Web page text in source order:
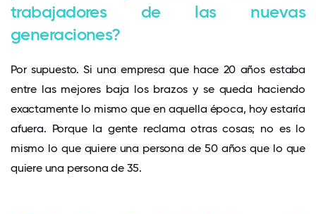
trabajadores de las nuevas
generaciones?
Por supuesto. Si una empresa que hace 20 años estaba
entre las mejores baja los brazos y se queda haciendo
exactamente lo mismo que en aquella época, hoy estaría
afuera. Porque la gente reclama otras cosas; no es lo
mismo lo que quiere una persona de 50 años que lo que
quiere una persona de 35.